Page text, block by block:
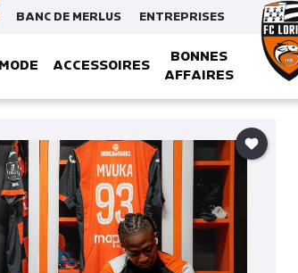
BANC DE MERLUS ENTREPRISES
MODE ACCESSOIRES
BONNES
AFFAIRES